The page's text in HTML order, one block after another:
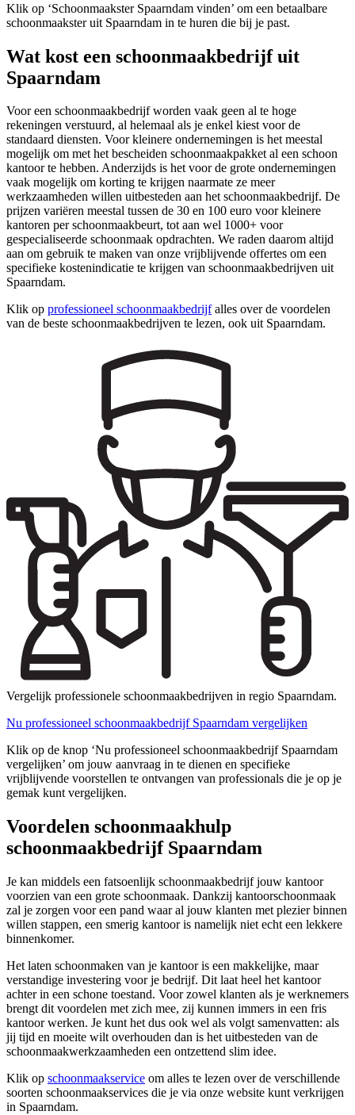
Klik op ‘Schoonmaakster Spaarndam vinden’ om een betaalbare
schoonmaakster uit Spaarndam in te huren die bij je past.
Wat kost een schoonmaakbedrijf uit
Spaarndam
Voor een schoonmaakbedrijf worden vaak geen al te hoge
rekeningen verstuurd, al helemaal als je enkel kiest voor de
standaard diensten. Voor kleinere ondernemingen is het meestal
mogelijk om met het bescheiden schoonmaakpakket al een schoon
kantoor te hebben. Anderzijds is het voor de grote ondernemingen
vaak mogelijk om korting te krijgen naarmate ze meer
werkzaamheden willen uitbesteden aan het schoonmaakbedrijf. De
prijzen variëren meestal tussen de 30 en 100 euro voor kleinere
kantoren per schoonmaakbeurt, tot aan wel 1000+ voor
gespecialiseerde schoonmaak opdrachten. We raden daarom altijd
aan om gebruik te maken van onze vrijblijvende offertes om een
specifieke kostenindicatie te krijgen van schoonmaakbedrijven uit
Spaarndam.
Klik op professioneel schoonmaakbedrijfalles over de voordelen
van de beste schoonmaakbedrijven te lezen, ook uit Spaarndam.
Vergelijk professionele schoonmaakbedrijven in regio Spaarndam.
Nu professioneel schoonmaakbedrijf Spaarndam vergelijken
Klik op de knop ‘Nu professioneel schoonmaakbedrijf Spaarndam
vergelijken’ om jouw aanvraag in te dienen en specifieke
vrijblijvende voorstellen te ontvangen van professionals die je op je
gemak kunt vergelijken.
Voordelen schoonmaakhulp
schoonmaakbedrijf Spaarndam
Je kan middels een fatsoenlijk schoonmaakbedrijf jouw kantoor
voorzien van een grote schoonmaak. Dankzij kantoorschoonmaak
zal je zorgen voor een pand waar al jouw klanten met plezier binnen
willen stappen, een smerig kantoor is namelijk niet echt een lekkere
binnenkomer.
Het laten schoonmaken van je kantoor is een makkelijke, maar
verstandige investering voor je bedrijf. Dit laat heel het kantoor
achter in een schone toestand. Voor zowel klanten als je werknemers
brengt dit voordelen met zich mee, zij kunnen immers in een fris
kantoor werken. Je kunt het dus ook wel als volgt samenvatten: als
jij tijd en moeite wilt overhouden dan is het uitbesteden van de
schoonmaakwerkzaamheden een ontzettend slim idee.
Klik op schoonmaakservice om alles te lezen over de verschillende
soorten schoonmaakservices die je via onze website kunt verkrijgen
in Spaarndam.